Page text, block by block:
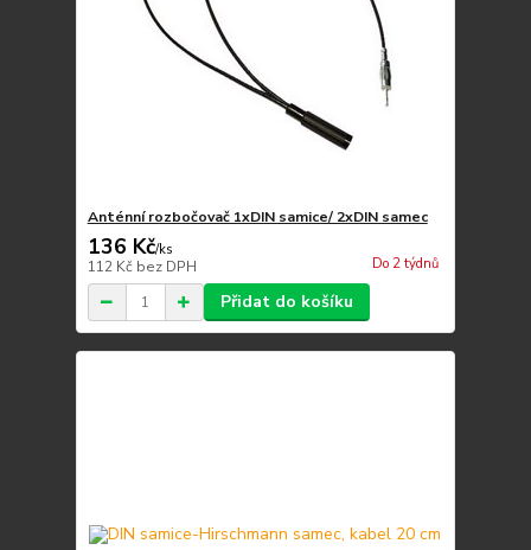
Anténní rozbočovač 1xDIN samice/ 2xDIN samec
136 Kč/ks
112 Kč bez DPH Do 2 týdnů
Přidat do košíku